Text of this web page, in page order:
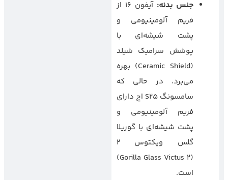
جنس بدنه:
آیفون ۱۶ از
فریم آلومینیومی و
پشت شیشه‌ای با
پوشش سرامیک شیلد
(Ceramic Shield) بهره
می‌برد، در حالی که
سامسونگ S25 اج دارای
فریم آلومینیومی و
پشت شیشه‌ای با گوریلا
گلس ویکتوس ۲
(Gorilla Glass Victus 2)
است.